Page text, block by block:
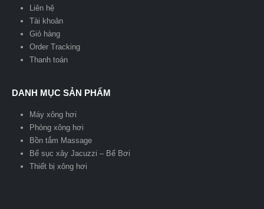
Liên hệ
Tài khoản
Giỏ hàng
Order Tracking
Thanh toán
DANH MỤC SẢN PHẨM
Máy xông hơi
Phòng xông hơi
Bồn tắm Massage
Bể sục xây Jacuzzi – Bể Bơi
Thiết bị xông hơi